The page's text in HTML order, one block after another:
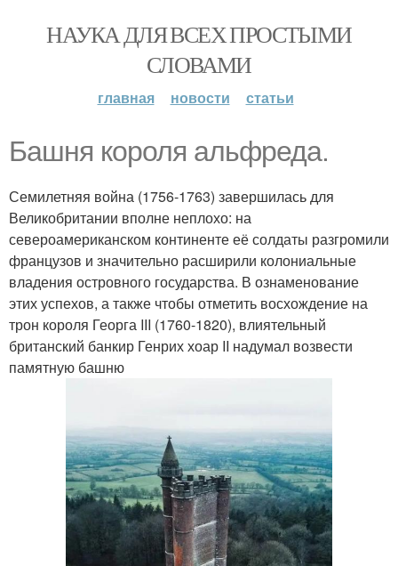
НАУКА ДЛЯ ВСЕХ ПРОСТЫМИ
СЛОВАМИ
главная новости статьи
Башня короля альфреда.
Семилетняя война (1756-1763) завершилась для
Великобритании вполне неплохо: на
североамериканском континенте её солдаты разгромили
французов и значительно расширили колониальные
владения островного государства. В ознаменование
этих успехов, а также чтобы отметить восхождение на
трон короля Георга III (1760-1820), влиятельный
британский банкир Генрих хоар II надумал возвести
памятную башню